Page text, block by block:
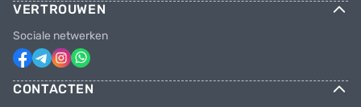
VERTROUWEN
Sociale netwerken
CONTACTEN